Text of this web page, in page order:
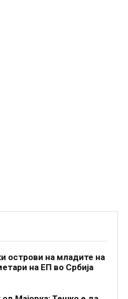
острови на младите на
на ЕП во Србија